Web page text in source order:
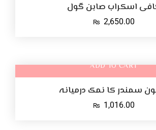
اسکراب صابن گول
₨ 2,650.00
ADD TO CART
سمندر کا نمک درمیانہ
₨ 1,016.00